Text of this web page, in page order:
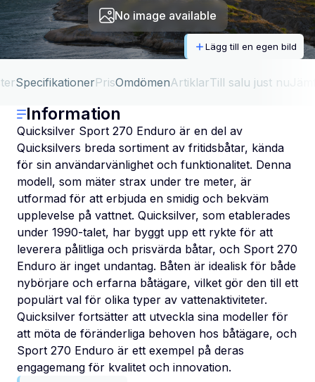
No image available
Lägg till en egen bild
SpecifikationerPrisOmdömenArtiklarTill salu just nu
Information
Quicksilver Sport 270 Enduro är en del av
Quicksilvers breda sortiment av fritidsbåtar, kända
för sin användarvänlighet och funktionalitet. Denna
modell, som mäter strax under tre meter, är
utformad för att erbjuda en smidig och bekväm
upplevelse på vattnet. Quicksilver, som etablerades
under 1990-talet, har byggt upp ett rykte för att
leverera pålitliga och prisvärda båtar, och Sport 270
Enduro är inget undantag. Båten är idealisk för både
nybörjare och erfarna båtägare, vilket gör den till ett
populärt val för olika typer av vattenaktiviteter.
Quicksilver fortsätter att utveckla sina modeller för
att möta de föränderliga behoven hos båtägare, och
Sport 270 Enduro är ett exempel på deras
engagemang för kvalitet och innovation.